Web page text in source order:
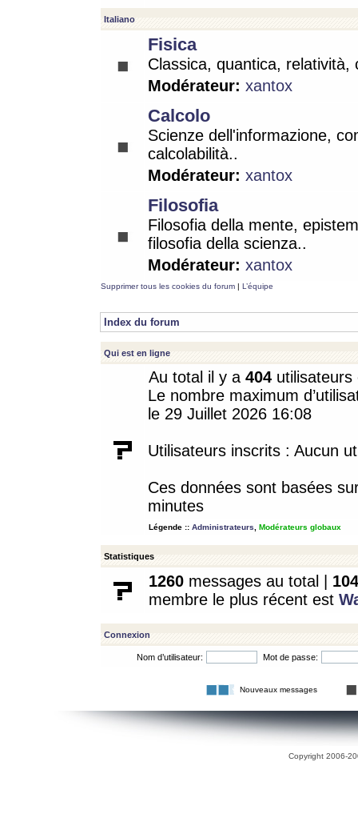
Italiano
Fisica
Classica, quantica, relatività,
Modérateur: xantox
Calcolo
Scienze dell'informazione,
calcolabilità..
Modérateur: xantox
Filosofia
Filosofia della mente,
filosofia della scienza..
Modérateur: xantox
Supprimer tous les cookies du forum | L’équipe
Index du forum
Qui est en ligne
Au total il y a 404
Le nombre maximum
le 29 Juillet 2026 16:08
Utilisateurs inscrits : Aucun
Ces données sont basées
minutes
Légende :: Administrateurs Modérateurs globaux
Statistiques
1260 messages au total | 104
membre le plus récent est
Connexion
Nom d’utilisateur: Mot de passe:
Nouveaux messages
Copyright 2006-